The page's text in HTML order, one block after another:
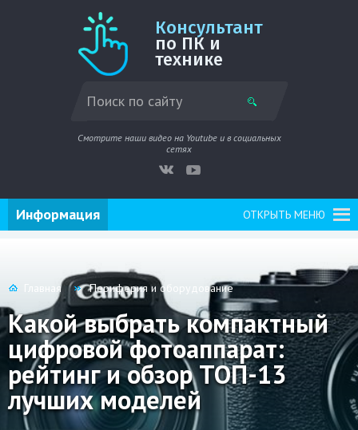
Консультант
по ПК и
технике
Смотрите наши видео на Youtube и в социальных
сетях
ОТКРЫТЬ МЕНЮ
Информация
Главная Периферия и оборудование
Какой выбрать компактный
цифровой фотоаппарат:
рейтинг и обзор ТОП-13
лучших моделей